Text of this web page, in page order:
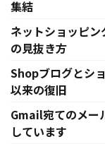
集結
ネットショッピ
の見抜き方
Shopブログとシ
以来の復旧
Gmail宛てのメー
しています